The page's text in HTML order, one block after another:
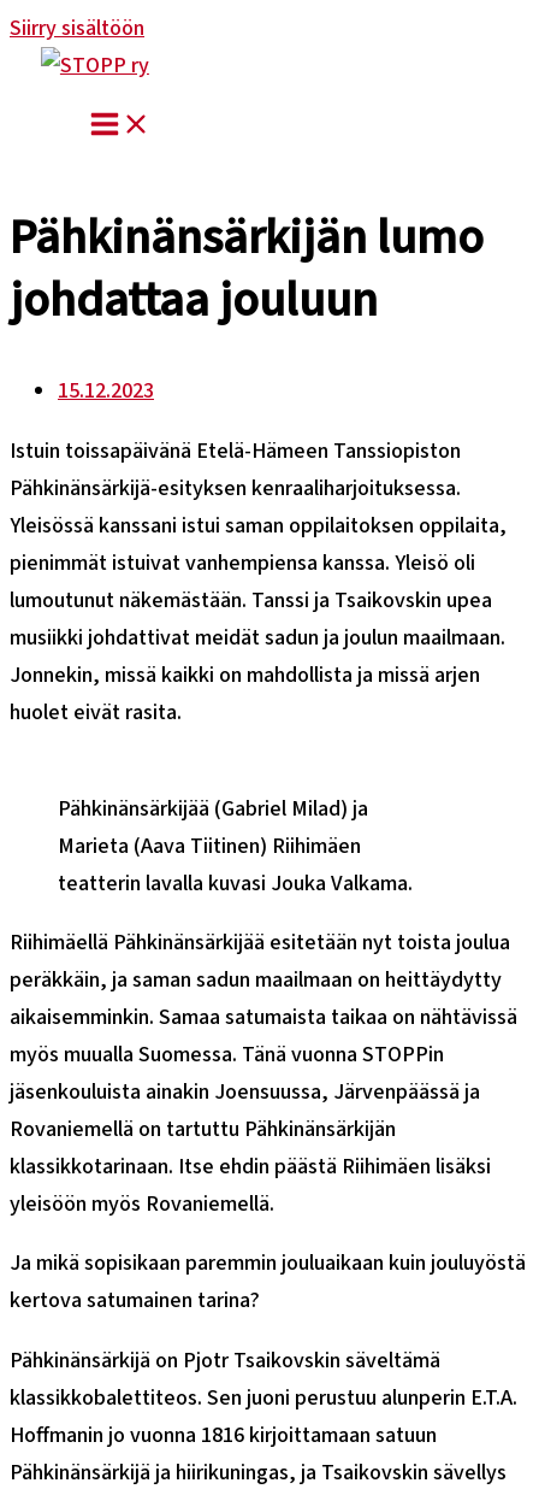
Siirry sisältöön
Pähkinänsärkijän lumo
johdattaa jouluun
15.12.2023
Istuin toissapäivänä Etelä-Hämeen Tanssiopiston
Pähkinänsärkijä-esityksen kenraaliharjoituksessa.
Yleisössä kanssani istui saman oppilaitoksen oppilaita,
pienimmät istuivat vanhempiensa kanssa. Yleisö oli
lumoutunut näkemästään. Tanssi ja Tsaikovskin upea
musiikki johdattivat meidät sadun ja joulun maailmaan.
Jonnekin, missä kaikki on mahdollista ja missä arjen
huolet eivät rasita.
Pähkinänsärkijää (Gabriel Milad) ja
Marieta (Aava Tiitinen) Riihimäen
teatterin lavalla kuvasi Jouka Valkama.
Riihimäellä Pähkinänsärkijää esitetään nyt toista joulua
peräkkäin, ja saman sadun maailmaan on heittäydytty
aikaisemminkin. Samaa satumaista taikaa on nähtävissä
myös muualla Suomessa. Tänä vuonna STOPPin
jäsenkouluista ainakin Joensuussa, Järvenpäässä ja
Rovaniemellä on tartuttu Pähkinänsärkijän
klassikkotarinaan. Itse ehdin päästä Riihimäen lisäksi
yleisöön myös Rovaniemellä.
Ja mikä sopisikaan paremmin jouluaikaan kuin jouluyöstä
kertova satumainen tarina?
Pähkinänsärkijä on Pjotr Tsaikovskin säveltämä
klassikkobalettiteos. Sen juoni perustuu alunperin E.T.A.
Hoffmanin jo vuonna 1816 kirjoittamaan satuun
Pähkinänsärkijä ja hiirikuningas, ja Tsaikovskin sävellys